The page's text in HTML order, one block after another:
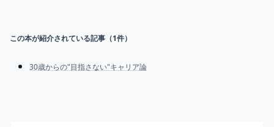
この本が紹介されている記事（1件）
30歳からの"目指さない"キャリア論